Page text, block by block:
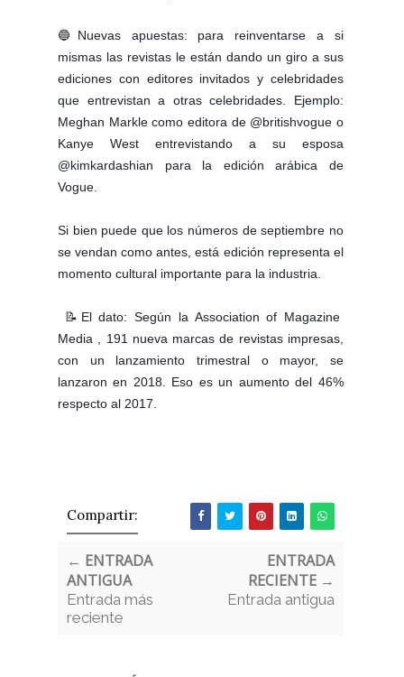
🔵Nuevas apuestas: para reinventarse a si
mismas las revistas le están dando un giro a sus
ediciones con editores invitados y celebridades
que entrevistan a otras celebridades. Ejemplo:
Meghan Markle como editora de @britishvogue o
Kanye West entrevistando a su esposa
@kimkardashian para la edición arábica de
Vogue.
Si bien puede que los números de septiembre no
se vendan como antes, está edición representa el
momento cultural importante para la industria.
Media , 191 nueva marcas de revistas impresas,
con un lanzamiento trimestral o mayor, se
lanzaron en 2018. Eso es un aumento del 46%
respecto al 2017.
Compartir:
← ENTRADA
ANTIGUA
Entrada más
reciente
ENTRADA
RECIENTE →
Entrada antigua